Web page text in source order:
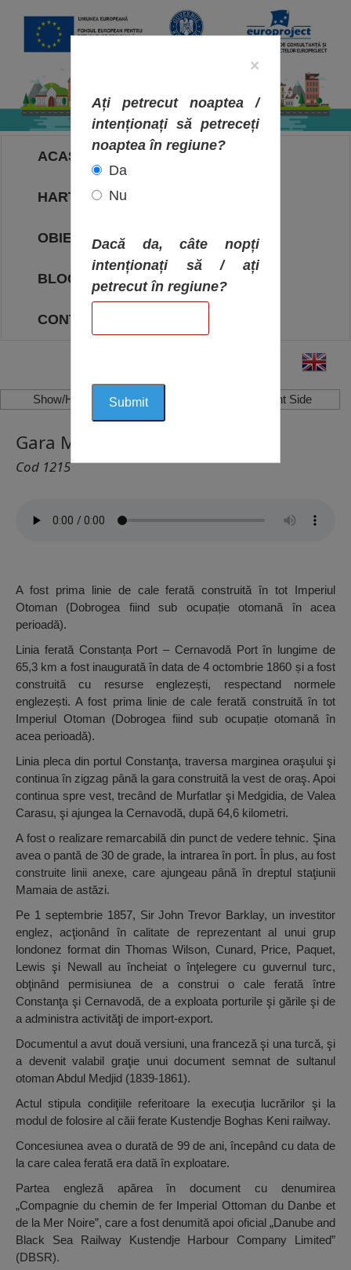
ACASA
HARTA OBIECTIVELOR
OBIECTIVE
BLOG
CONTACT
Show/Hide Left Side Show/Hide Right Side
Gara Murfatlar, Murfatlar
Cod 1215
A fost prima linie de cale ferată construită în tot Imperiul
Otoman (Dobrogea fiind sub ocupație otomană în acea
perioadă).
Linia ferată Constanța Port – Cernavodă Port în lungime de
65,3 km a fost inaugurată în data de 4 octombrie 1860 și a fost
construită cu resurse englezești, respectand normele
englezești. A fost prima linie de cale ferată construită în tot
Imperiul Otoman (Dobrogea fiind sub ocupație otomană în
acea perioadă).
Linia pleca din portul Constanţa, traversa marginea oraşului şi
continua în zigzag până la gara construită la vest de oraş. Apoi
continua spre vest, trecând de Murfatlar şi Medgidia, de Valea
Carasu, şi ajungea la Cernavodă, după 64,6 kilometri.
A fost o realizare remarcabilă din punct de vedere tehnic. Şina
avea o pantă de 30 de grade, la intrarea în port. În plus, au fost
construite linii anexe, care ajungeau până în dreptul staţiunii
Mamaia de astăzi.
Pe 1 septembrie 1857, Sir John Trevor Barklay, un investitor
englez, acţionând în calitate de reprezentant al unui grup
londonez format din Thomas Wilson, Cunard, Price, Paquet,
Lewis şi Newall au încheiat o înţelegere cu guvernul turc,
obţinând permisiunea de a construi o cale ferată între
Constanţa şi Cernavodă, de a exploata porturile şi gările şi de
a administra activităţi de import-export.
Documentul a avut două versiuni, una franceză şi una turcă, şi
a devenit valabil graţie unui document semnat de sultanul
otoman Abdul Medjid (1839-1861).
Actul stipula condiţiile referitoare la execuţia lucrărilor şi la
modul de folosire al căii ferate Kustendje Boghas Keni railway.
Concesiunea avea o durată de 99 de ani, începând cu data de
la care calea ferată era dată în exploatare.
Partea engleză apărea în document cu denumirea
„Compagnie du chemin de fer Imperial Ottoman du Danbe et
de la Mer Noire”, care a fost denumită apoi oficial „Danube and
Black Sea Railway Kustendje Harbour Company Limited”
(DBSR).
×
Ați petrecut noaptea /
intenționați să petreceți
noaptea în regiune?
Da
Nu
Dacă da, câte nopți
intenționați să / ați
petrecut în regiune?